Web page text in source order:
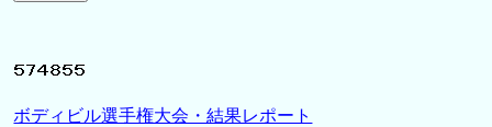
ボディビル選手権大会・結果レポート